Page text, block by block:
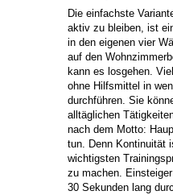
Die einfachste
aktiv zu bleiben, ist
in den eigenen vier
auf den
kann es losgehen.
ohne Hilfsmittel in
durchführen. Sie
alltäglichen
nach dem Motto:
tun. Denn Kontinuität
wichtigsten
zu machen.
30 Sekunden lang